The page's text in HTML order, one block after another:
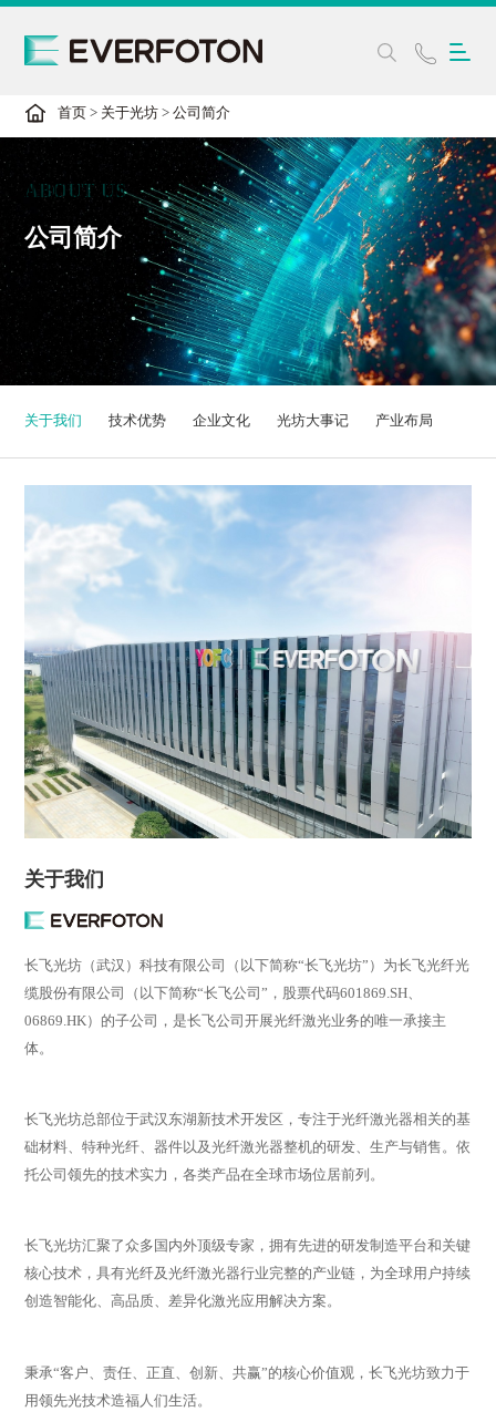
首页 > 关于光坊 >公司简介
ABOUT US
公司简介
关于我们 技术优势 企业文化 光坊大事记 产业布局
关于我们
长飞光坊（武汉）科技有限公司（以下简称“长飞光坊”）为长飞光纤光
缆股份有限公司（以下简称“长飞公司”，股票代码601869.SH、
06869.HK）的子公司，是长飞公司开展光纤激光业务的唯一承接主
体。
长飞光坊总部位于武汉东湖新技术开发区，专注于光纤激光器相关的基
础材料、特种光纤、器件以及光纤激光器整机的研发、生产与销售。依
托公司领先的技术实力，各类产品在全球市场位居前列。
长飞光坊汇聚了众多国内外顶级专家，拥有先进的研发制造平台和关键
核心技术，具有光纤及光纤激光器行业完整的产业链，为全球用户持续
创造智能化、高品质、差异化激光应用解决方案。
秉承“客户、责任、正直、创新、共赢”的核心价值观，长飞光坊致力于
用领先光技术造福人们生活。